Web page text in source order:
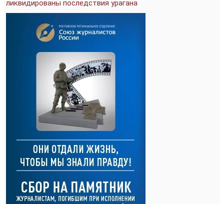
ликвидированы последствия урагана